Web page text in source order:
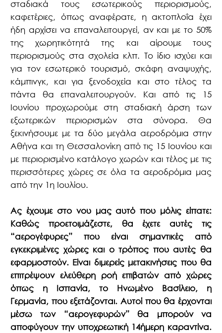
σταδιακά τους εσωτερικούς περιορισμούς,
καφετέριες, όπως αναφέρατε, η ακτοπλοΐα έχει
ήδη αρχίσει να επαναλειτουργεί, αν και με το 50%
της χωρητικότητά της και αίρουμε τους
περιορισμούς στα σχολεία κλπ. Το ίδιο ισχύει και
για τον εσωτερικό τουρισμό, σκάφη αναψυχής,
κάμπινγκ, και για ξενοδοχεία και στο τέλος τα
πάντα θα επαναλειτουργούν. Και από τις 15
Ιουνίου προχωρούμε στη σταδιακή άρση των
εξωτερικών περιορισμών στα σύνορα. Θα
ξεκινήσουμε με τα δύο μεγάλα αεροδρόμια στην
Αθήνα και τη Θεσσαλονίκη από τις 15 Ιουνίου και
με περιορισμένο κατάλογο χωρών και τέλος με τις
περισσότερες χώρες σε όλα τα αεροδρόμια μας
από την 1η Ιουλίου.
Ας έχουμε στο νου μας αυτό που μόλις είπατε:
Καθώς προετοιμάζεστε, θα έχετε αυτές τις
“αερογέφυρες” που είναι σημαντικές από
εγκεκριμένες χώρες και ο τρόπος που αυτές θα
εφαρμοστούν. Είναι διμερείς μετακινήσεις που θα
επιτρέψουν ελεύθερη ροή επιβατών από χώρες
όπως η Ισπανία, το Ηνωμένο Βασίλειο, η
Γερμανία, που εξετάζονται. Αυτοί που θα έρχονται
μέσω των “αερογεφυρών” θα μπορούν να
αποφύγουν την υποχρεωτική 14ήμερη καραντίνα.